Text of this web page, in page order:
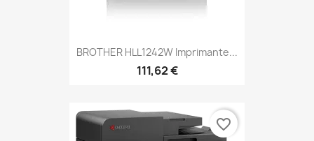
BROTHER HLL1242W Imprimante...
111,62 €
favorite_border